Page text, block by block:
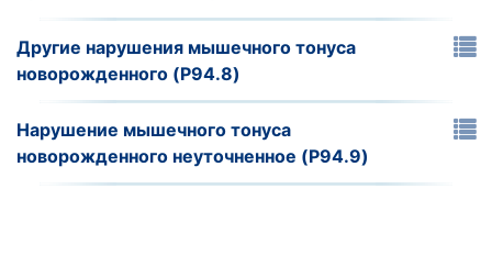
Другие нарушения мышечного тонуса
новорожденного (P94.8)
Нарушение мышечного тонуса
новорожденного неуточненное (P94.9)